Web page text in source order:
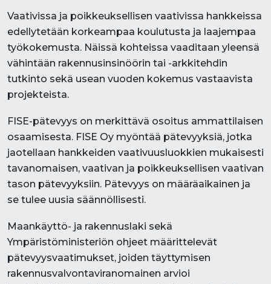
Vaativissa ja poikkeuksellisen vaativissa hankkeissa
edellytetään korkeampaa koulutusta ja laajempaa
työkokemusta. Näissä kohteissa vaaditaan yleensä
vähintään rakennusinsinöörin tai -arkkitehdin
tutkinto sekä usean vuoden kokemus vastaavista
projekteista.
FISE-pätevyys on merkittävä osoitus ammattilaisen
osaamisesta. FISE Oy myöntää pätevyyksiä, jotka
jaotellaan hankkeiden vaativuusluokkien mukaisesti
tavanomaisen, vaativan ja poikkeuksellisen vaativan
tason pätevyyksiin. Pätevyys on määräaikainen ja
se tulee uusia säännöllisesti.
Maankäyttö- ja rakennuslaki sekä
Ympäristöministeriön ohjeet määrittelevät
pätevyysvaatimukset, joiden täyttymisen
rakennusvalvontaviranomainen arvioi